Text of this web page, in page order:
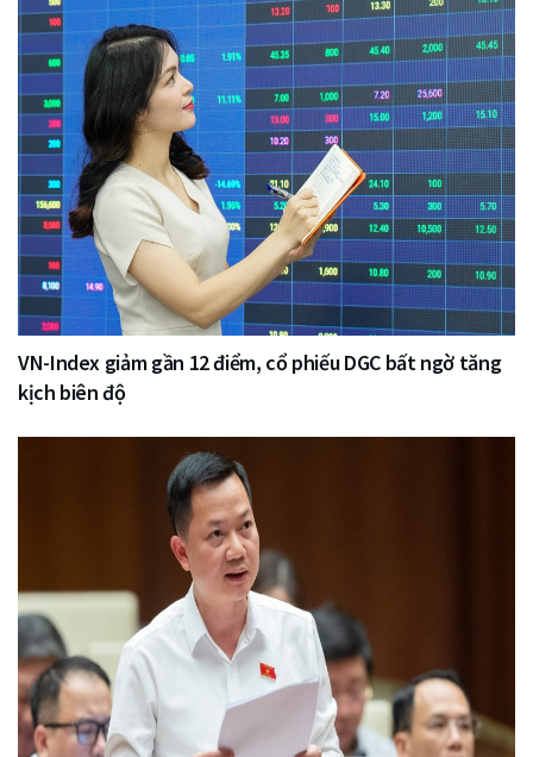
VN-Index giảm gần 12 điểm, cổ phiếu DGC bất ngờ tăng
kịch biên độ